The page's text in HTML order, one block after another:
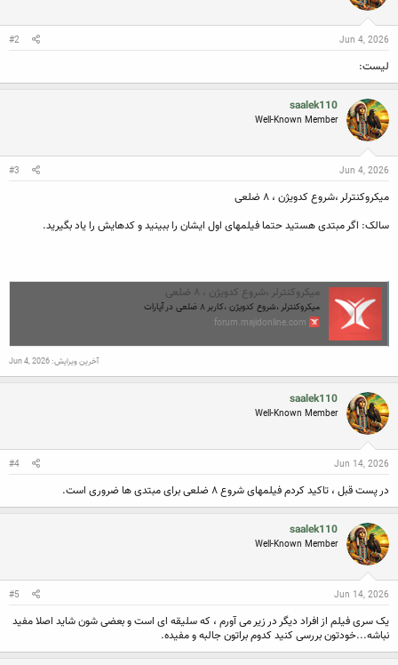
Jun 4, 2026
#2
لیست:
saalek110
Well-Known Member
Jun 4, 2026
#3
میکروکنترلر ،شروع کدویژن ، ۸ ضلعی
سالک: اگر مبتدی هستید حتما فیلمهای اول ایشان را ببینید و کدهایش را یاد بگیرید.
میکروکنترلر ،شروع کدویژن ، ۸ ضلعی
میکروکنترلر ،شروع کدویژن ،کاربر ۸ ضلعی در آپارات
forum.majidonline.com
آخرین ویرایش: Jun 4, 2026
saalek110
Well-Known Member
Jun 14, 2026
#4
در پست قبل ، تاکید کردم فیلمهای شروع ۸ ضلعی برای مبتدی ها ضروری است.
saalek110
Well-Known Member
Jun 14, 2026
#5
یک سری فیلم از افراد دیگر در زیر می آورم ، که سلیقه ای است و بعضی شون شاید اصلا مفید
نباشه...خودتون بررسی کنید کدوم براتون جالبه و مفیده.